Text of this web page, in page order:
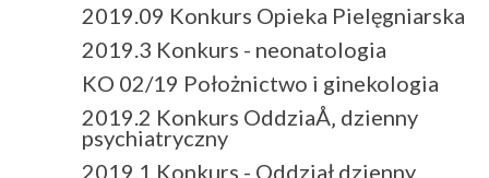
2019.09 Konkurs Opieka Pielęgniarska
2019.3 Konkurs - neonatologia
KO 02/19 Położnictwo i ginekologia
2019.2 Konkurs OddziaÅ‚ dzienny
psychiatryczny
2019.1 Konkurs - Oddział dzienny